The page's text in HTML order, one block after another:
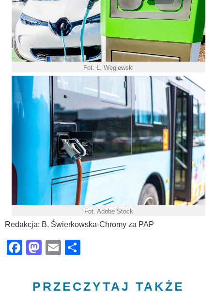
Fot. Ł. Węglewski
Fot. Adobe Stock
Redakcja: B. Świerkowska-Chromy za PAP
Facebook
Mastodon
Email
PRZECZYTAJ TAKŻE